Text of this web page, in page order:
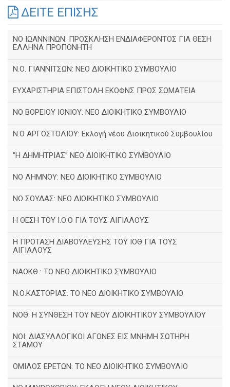
ΔΕΙΤΕ ΕΠΙΣΗΣ
ΝΟ ΙΩΑΝΝΙΝΩΝ: ΠΡΟΣΚΛΗΣΗ ΕΝΔΙΑΦΕΡΟΝΤΟΣ ΓΙΑ ΘΕΣΗ
ΕΛΛΗΝΑ ΠΡΟΠΟΝΗΤΗ
Ν.Ο. ΓΙΑΝΝΙΤΣΩΝ: ΝΕΟ ΔΙΟΙΚΗΤΙΚΟ ΣΥΜΒΟΥΛΙΟ
ΕΥΧΑΡΙΣΤΗΡΙΑ ΕΠΙΣΤΟΛΗ ΕΚΟΦΝΣ ΠΡΟΣ ΣΩΜΑΤΕΙΑ
NO BOΡΕΙΟΥ ΙΟΝΙΟΥ: ΝΕΟ ΔΙΟΙΚΗΤΙΚΟ ΣΥΜΒΟΥΛΙΟ
Ν.Ο ΑΡΓΟΣΤΟΛΙΟΥ: Εκλογή νέου Διοικητικού Συμβουλίου
"Η ΔΗΜΗΤΡΙΑΣ" ΝΕΟ ΔΙΟΙΚΗΤΙΚΟ ΣΥΜΒΟΥΛΙΟ
ΝΟ ΛΗΜΝΟΥ: ΝΕΟ ΔΙΟΙΚΗΤΙΚΟ ΣΥΜΒΟΥΛΙΟ
ΝΟ ΣΟΥΔΑΣ: NEO ΔΙΟΙΚΗΤΙΚΟ ΣΥΜΒΟΥΛΙΟ
Η ΘΕΣΗ ΤΟΥ Ι.Ο.Θ ΓΙΑ ΤΟΥΣ ΑΙΓΙΑΛΟΥΣ
Η ΠΡΟΤΑΣΗ ΔΙΑΒΟΥΛΕΥΣΗΣ ΤΟΥ ΙΟΘ ΓΙΑ ΤΟΥΣ
ΑΙΓΙΑΛΟΥΣ
ΝΑΟΚΘ : ΤΟ ΝΕΟ ΔΙΟΙΚΗΤΙΚΟ ΣΥΜΒΟΥΛΙΟ
Ν.Ο.ΚΑΣΤΟΡΙΑΣ: ΤΟ ΝΕΟ ΔΙΟΙΚΗΤΙΚΟ ΣΥΜΒΟΥΛΙΟ
ΝΟΘ: Η ΣΥΝΘΕΣΗ ΤΟΥ ΝΕΟΥ ΔΙΟΙΚΗΤΙΚΟΥ ΣΥΜΒΟΥΛΙΟΥ
ΝΟΙ: ΔΙΑΣΥΛΛΟΓΙΚΟΙ ΑΓΩΝΕΣ ΕΙΣ ΜΝΗΜΗ ΣΩΤΗΡΗ
ΣΤΑΜΟΥ
ΟΜΙΛΟΣ ΕΡΕΤΩΝ: ΤΟ ΝΕΟ ΔΙΟΙΚΗΤΙΚΟ ΣΥΜΒΟΥΛΙΟ